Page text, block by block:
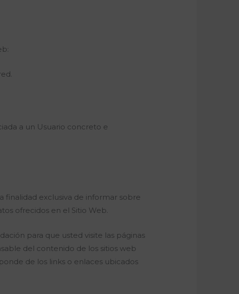
a un Usuario concreto e
finalidad exclusiva de informar sobre
ofrecidos en el Sitio Web.
para que usted visite las páginas
del contenido de los sitios web
de los links o enlaces ubicados